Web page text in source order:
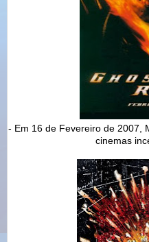
- Em 16 de Fevereiro de 2007,
cinemas